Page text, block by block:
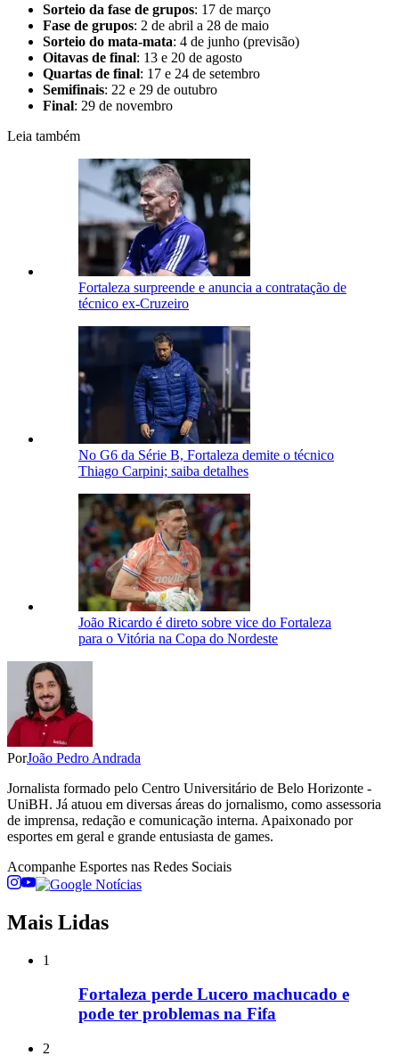
Sorteio da fase de grupos: 17 de março
Fase de grupos: 2 de abril a 28 de maio
Sorteio do mata-mata: 4 de junho (previsão)
Oitavas de final: 13 e 20 de agosto
Quartas de final: 17 e 24 de setembro
Semifinais: 22 e 29 de outubro
Final: 29 de novembro
Leia também
Fortaleza surpreende e anuncia a contratação de
técnico ex-Cruzeiro
No G6 da Série B, Fortaleza demite o técnico
Thiago Carpini; saiba detalhes
João Ricardo é direto sobre vice do Fortaleza
para o Vitória na Copa do Nordeste
PorJoão Pedro Andrada
Jornalista formado pelo Centro Universitário de Belo Horizonte -
UniBH. Já atuou em diversas áreas do jornalismo, como assessoria
de imprensa, redação e comunicação interna. Apaixonado por
esportes em geral e grande entusiasta de games.
Acompanhe Esportes nas Redes Sociais
Mais Lidas
1
Fortaleza perde Lucero machucado e
pode ter problemas na Fifa
2